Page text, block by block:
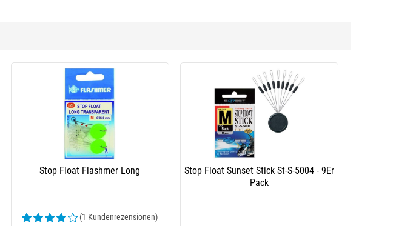
Stop Float Flashmer Long
(1 Kundenrezensionen)
Stop Float Sunset Stick St-S-5004 - 9Er
Pack